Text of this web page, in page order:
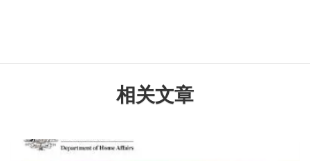
相关文章